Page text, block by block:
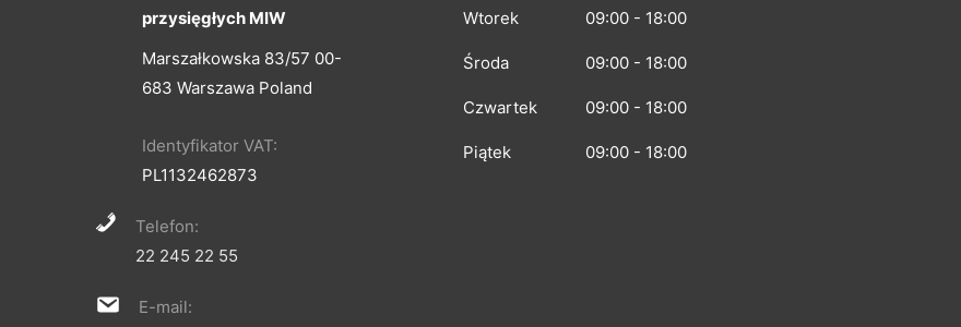
przysięgłych MIW
Marszałkowska 83/57 00-
683 Warszawa Poland
Identyfikator VAT:
PL1132462873
Telefon:
22 245 22 55
E-mail:
Wtorek 09:00 - 18:00
Środa 09:00 - 18:00
Czwartek 09:00 - 18:00
Piątek 09:00 - 18:00